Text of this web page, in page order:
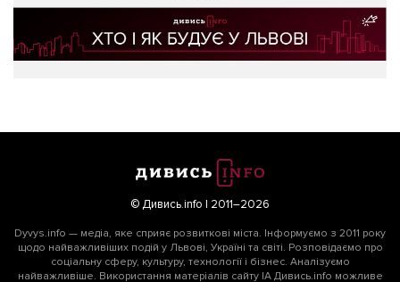
© Дивись.info | 2011–2026
Dyvys.info — медіа, яке сприяє розвиткові міста. Інформуємо з 2011 року
щодо найважливіших подій у Львові, Україні та світі. Розповідаємо про
соціальну сферу, культуру, технології і бізнес. Аналізуємо
найважливіше. Використання матеріалів сайту ІА Дивись.info можливе